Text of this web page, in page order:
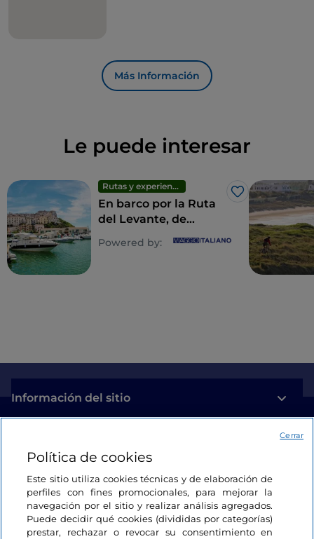
Más Información
Le puede interesar
Rutas y experiencias
Me gusta
En barco por la Ruta
del Levante, de
Otranto a Rodi
Garganico
Powered by:
Información del sitio
Acceso
Estamos en contacto
Política de cookies
Este sitio utiliza cookies técnicas y de elaboración de
perfiles con fines promocionales, para mejorar la
navegación por el sitio y realizar análisis agregados.
Puede decidir qué cookies (divididas por categorías)
prestar, rechazar o revocar su consentimiento en
Cerrar